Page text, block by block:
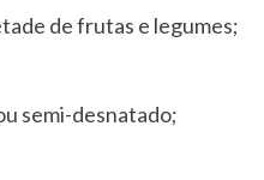
de frutas e legumes;
semi-desnatado;